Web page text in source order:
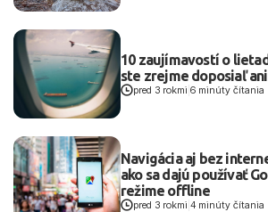
10 zaujímavostí o
ste zrejme doposiaľ
pred 3 rokmi 6 minúty čítania
Navigácia aj bez
ako sa dajú používať
režime offline
pred 3 rokmi 4 minúty čítania